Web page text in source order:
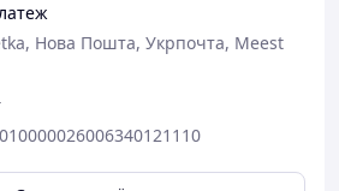
аккумуляторов мотоциклов.
восстановление аккумулятора.
Нова Пошта, Укрпочта, Meest